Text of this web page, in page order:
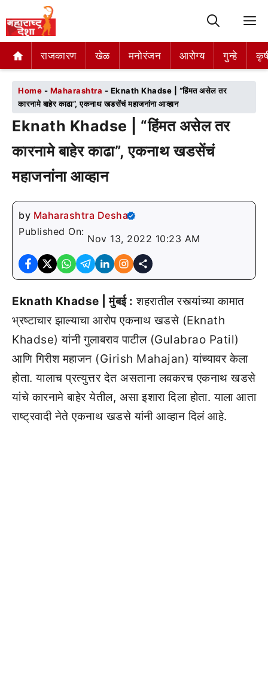
राजकारण खेळ मनोरंजन आरोग्य गुन्हे
राजकारण खेळ मनोरंजन आरोग्य गुन्हे
Home - Maharashtra - Eknath Khadse | “हिंमत असेल तर
कारनामे बाहेर काढा”, एकनाथ खडसेंचं महाजनांना आव्हान
Eknath Khadse | “हिंमत असेल तर
कारनामे बाहेर काढा”, एकनाथ खडसेंचं
महाजनांना आव्हान
by Maharashtra Desha
Published On:
Nov 13, 2022 10:23 AM
Eknath Khadse | मुंबई : शहरातील रस्त्यांच्या कामात
भ्रष्टाचार झाल्याचा आरोप एकनाथ खडसे (Eknath
Khadse) यांनी गुलाबराव पाटील (Gulabrao Patil)
आणि गिरीश महाजन (Girish Mahajan) यांच्यावर केला
होता. यालाच प्रत्युत्तर देत असताना लवकरच एकनाथ खडसे
यांचे कारनामे बाहेर येतील, असा इशारा दिला होता. याला आता
राष्ट्रवादी नेते एकनाथ खडसे यांनी आव्हान दिलं आहे.